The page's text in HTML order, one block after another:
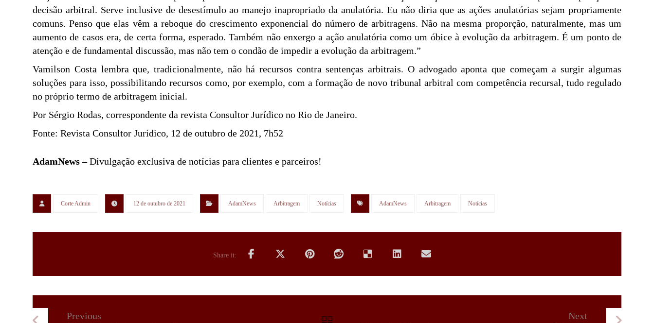
decisão arbitral. Serve inclusive de desestímulo ao manejo inapropriado da anulatória. Eu não diria que as ações anulatórias sejam propriamente
comuns. Penso que elas vêm a reboque do crescimento exponencial do número de arbitragens. Não na mesma proporção, naturalmente, mas um
aumento de casos era, de certa forma, esperado. Também não enxergo a ação anulatória como um óbice à evolução da arbitragem. É um ponto de
atenção e de fundamental discussão, mas não tem o condão de impedir a evolução da arbitragem.”
Vamilson Costa lembra que, tradicionalmente, não há recursos contra sentenças arbitrais. O advogado aponta que começam a surgir algumas
soluções para isso, possibilitando recursos como, por exemplo, com a formação de novo tribunal arbitral com competência recursal, tudo regulado
no próprio termo de arbitragem inicial.
Por Sérgio Rodas, correspondente da revista Consultor Jurídico no Rio de Janeiro.
Fonte: Revista Consultor Jurídico, 12 de outubro de 2021, 7h52
AdamNews– Divulgação exclusiva de notícias para clientes e parceiros!
Corte Admin 12 de outubro de 2021 AdamNews Arbitragem Notícias AdamNews Arbitragem Notícias
Previous Next